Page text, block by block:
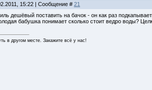
15:22 | Сообщение # 21
дешёвый поставить на бачок - он как раз
бабушка понимает сколько стоит ведро воды?
в другом месте. Закажите всё у нас!